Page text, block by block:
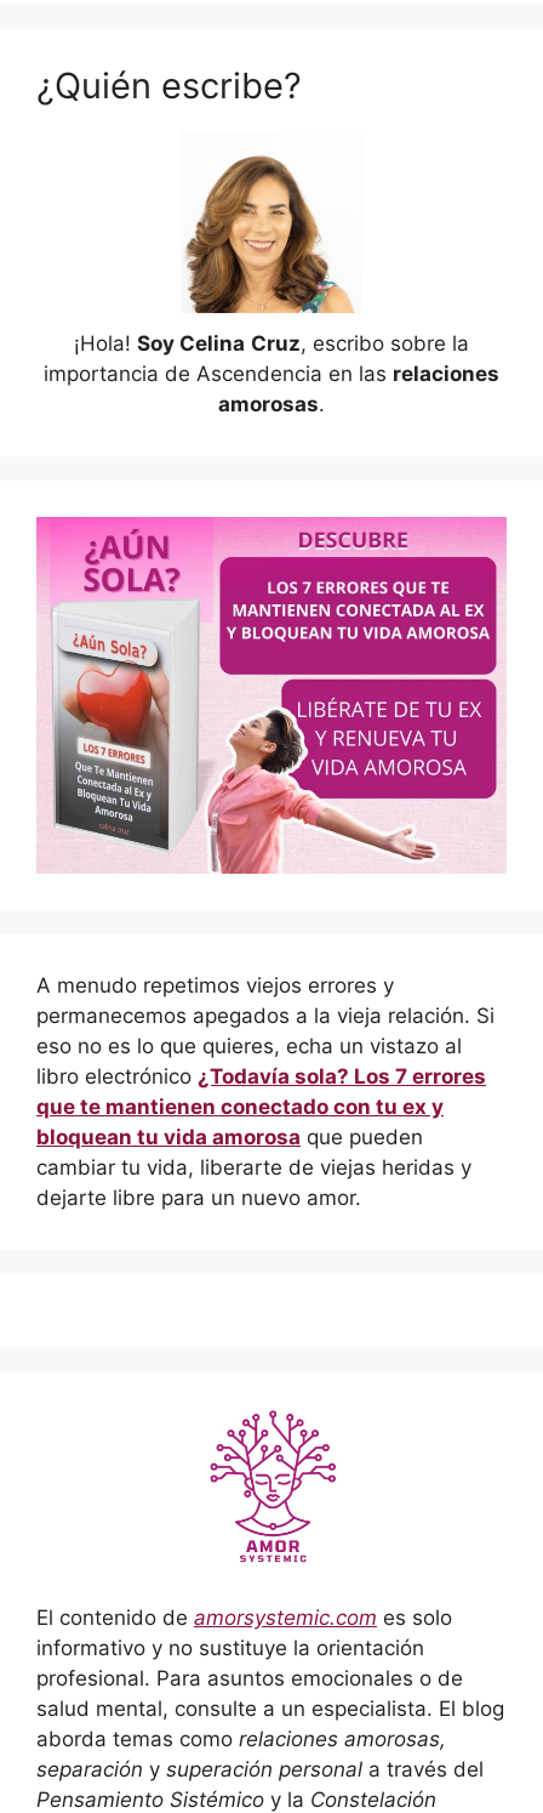
¿Quién escribe?
¡Hola! Soy Celina Cruz, escribo sobre la
importancia de Ascendencia en las relaciones
amorosas.
A menudo repetimos viejos errores y
permanecemos apegados a la vieja relación. Si
eso no es lo que quieres, echa un vistazo al
libro electrónico ¿Todavía sola? Los 7 errores
que te mantienen conectado con tu ex y
bloquean tu vida amorosa que pueden
cambiar tu vida, liberarte de viejas heridas y
dejarte libre para un nuevo amor.
El contenido de amorsystemic.com es solo
informativo y no sustituye la orientación
profesional. Para asuntos emocionales o de
salud mental, consulte a un especialista. El blog
aborda temas como relaciones amorosas,
separación y superación personal a través del
Pensamiento Sistémico y la Constelación